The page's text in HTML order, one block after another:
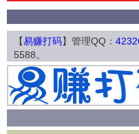
【易赚打码】管理QQ：
5588。